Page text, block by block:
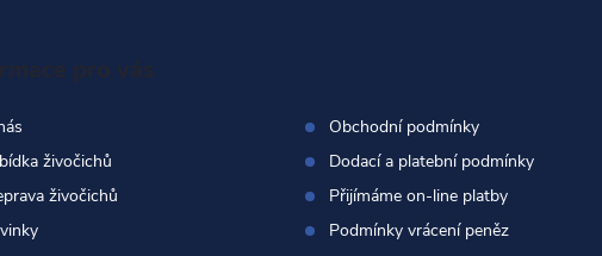
živočichů
živočichů
Obchodní podmínky
Dodací a platební podmínky
Přijímáme on-line platby
Podmínky vrácení peněz